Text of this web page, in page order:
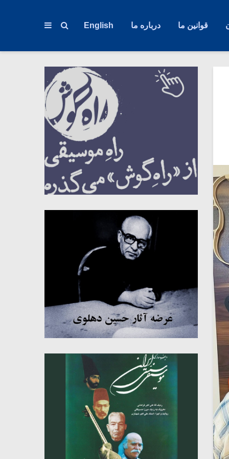
قوانین ما درباره ما English
میکلوش روژا